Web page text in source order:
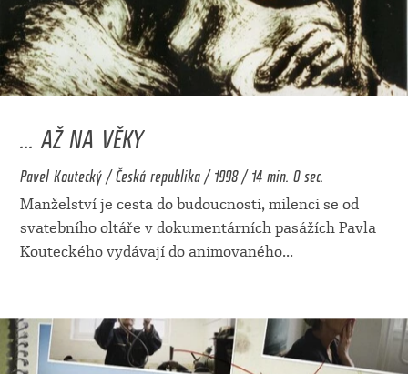
... AŽ NA VĚKY
Pavel Koutecký / Česká republika / 1998 / 14 min. 0 sec.
Manželství je cesta do budoucnosti, milenci se od
svatebního oltáře v dokumentárních pasážích Pavla
Kouteckého vydávají do animovaného...